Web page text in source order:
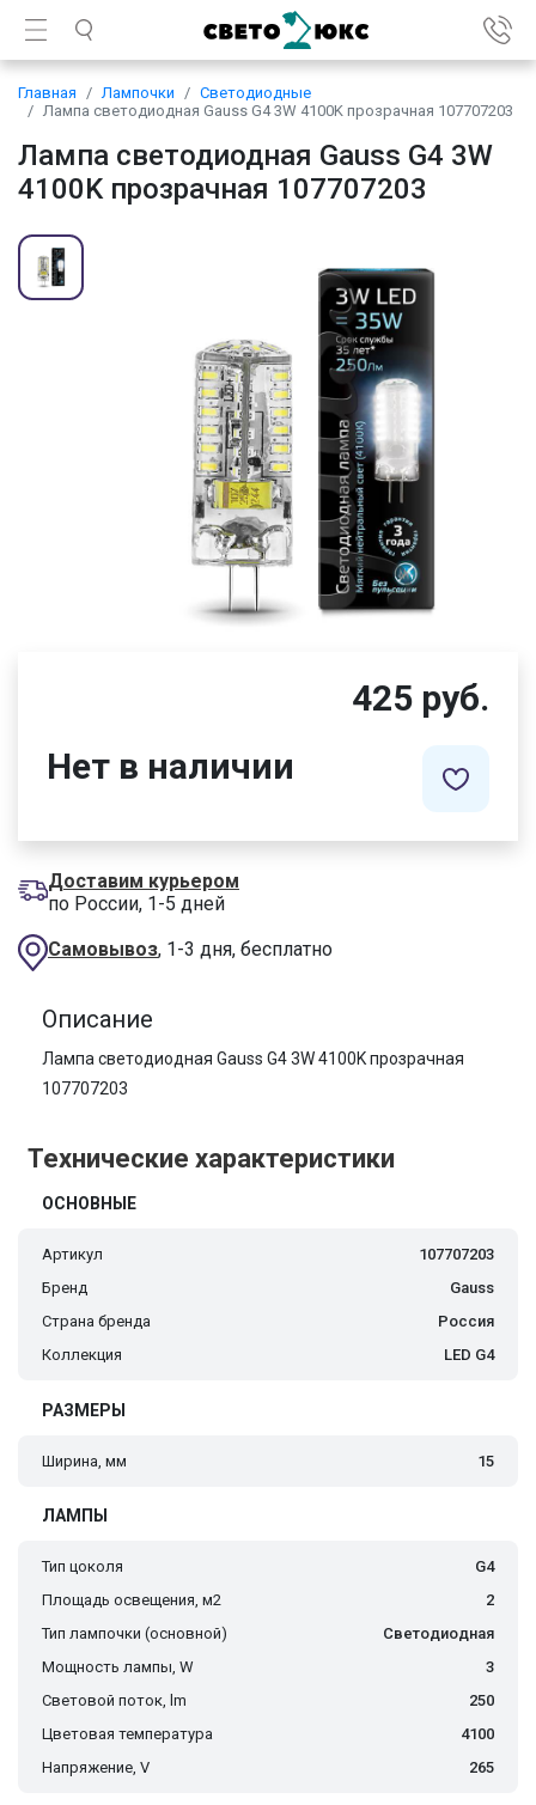
Главная Лампочки
Светодиодные
Лампа светодиодная Gauss G4 3W 4100K прозрачная 107707203
Лампа светодиодная Gauss G4 3W
4100K прозрачная 107707203
425 руб.
Нет в наличии
Доставим курьером
по России, 1-5 дней
Самовывоз, 1-3 дня, бесплатно
Описание
Лампа светодиодная Gauss G4 3W 4100K прозрачная
107707203
Технические характеристики
ОСНОВНЫЕ
Артикул
107707203
Бренд
Gauss
Страна бренда
Россия
Коллекция
LED G4
РАЗМЕРЫ
Ширина, мм 15
ЛАМПЫ
Тип цоколя
G4
Площадь освещения, м2
2
Тип лампочки (основной)
Светодиодная
Мощность лампы, W
3
Световой поток, lm
250
Цветовая температура
4100
Напряжение, V
265